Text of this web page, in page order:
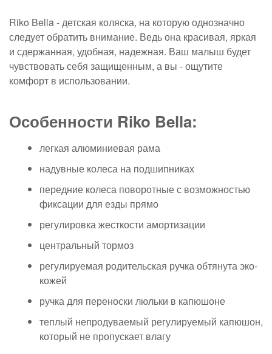
Riko Bella - детская коляска, на которую однозначно
следует обратить внимание. Ведь она красивая, яркая
и сдержанная, удобная, надежная. Ваш малыш будет
чувствовать себя защищенным, а вы - ощутите
комфорт в использовании.
Особенности Riko Bella:
легкая алюминиевая рама
надувные колеса на подшипниках
передние колеса поворотные с возможностью
фиксации для езды прямо
регулировка жесткости амортизации
центральный тормоз
регулируемая родительская ручка обтянута эко-
кожей
ручка для переноски люльки в капюшоне
теплый непродуваемый регулируемый капюшон,
который не пропускает влагу